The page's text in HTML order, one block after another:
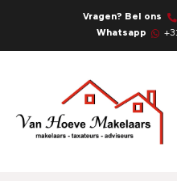
Vragen? Bel ons
Whatsapp